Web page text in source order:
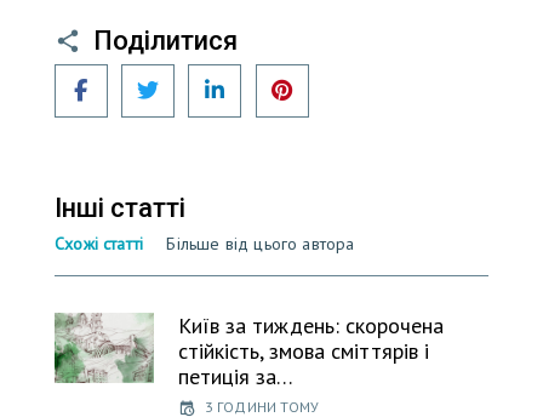
Поділитися
Facebook Twitter LinkedIn
Інші статті
Схожі статті Більше від цього автора
Київ за тиждень: скорочена
стійкість, змова сміттярів і
петиція за…
3 ГОДИНИ ТОМУ